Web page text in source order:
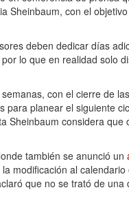
Sheinbaum, con el
deben dedicar días
lo que en realidad solo
con el cierre de
planear el siguiente
Sheinbaum considera
también se anunció un
modificación al
que no se trató de